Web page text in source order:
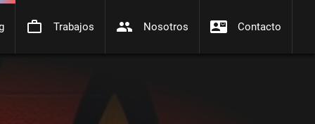
work_outline Trabajos people Nosotros contact_mail Contacto